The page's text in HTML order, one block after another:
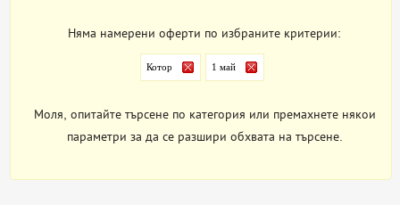
Няма намерени оферти по избраните критерии:
Котор 1 май
Моля, опитайте търсене по категория или премахнете някои
параметри за да се разшири обхвата на търсене.